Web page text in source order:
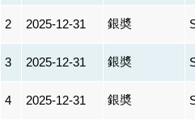
2 2025-12-31 銀奬
3 2025-12-31 銀奬
4 2025-12-31 銀奬